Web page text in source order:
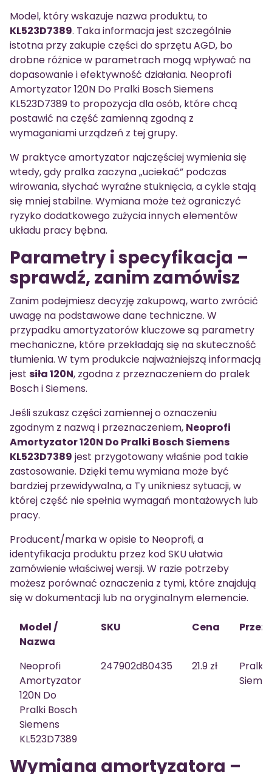
Model, który wskazuje nazwa produktu, to
KL523D7389. Taka informacja jest szczególnie
istotna przy zakupie części do sprzętu AGD, bo
drobne różnice w parametrach mogą wpływać na
dopasowanie i efektywność działania. Neoprofi
Amortyzator 120N Do Pralki Bosch Siemens
KL523D7389 to propozycja dla osób, które chcą
postawić na część zamienną zgodną z
wymaganiami urządzeń z tej grupy.
W praktyce amortyzator najczęściej wymienia się
wtedy, gdy pralka zaczyna „uciekać” podczas
wirowania, słychać wyraźne stuknięcia, a cykle stają
się mniej stabilne. Wymiana może też ograniczyć
ryzyko dodatkowego zużycia innych elementów
układu pracy bębna.
Parametry i specyfikacja –
sprawdź, zanim zamówisz
Zanim podejmiesz decyzję zakupową, warto zwrócić
uwagę na podstawowe dane techniczne. W
przypadku amortyzatorów kluczowe są parametry
mechaniczne, które przekładają się na skuteczność
tłumienia. W tym produkcie najważniejszą informacją
jest siła 120N, zgodna z przeznaczeniem do pralek
Bosch i Siemens.
Jeśli szukasz części zamiennej o oznaczeniu
zgodnym z nazwą i przeznaczeniem, Neoprofi
Amortyzator 120N Do Pralki Bosch Siemens
KL523D7389 jest przygotowany właśnie pod takie
zastosowanie. Dzięki temu wymiana może być
bardziej przewidywalna, a Ty unikniesz sytuacji, w
której część nie spełnia wymagań montażowych lub
pracy.
Producent/marka w opisie to Neoprofi, a
identyfikacja produktu przez kod SKU ułatwia
zamówienie właściwej wersji. W razie potrzeby
możesz porównać oznaczenia z tymi, które znajdują
się w dokumentacji lub na oryginalnym elemencie.
Model /
Nazwa
SKU Cena
Neoprofi
Amortyzator
120N Do
Pralki Bosch
Siemens
KL523D7389
247902d80435 21.9 zł
Wymiana amortyzatora –